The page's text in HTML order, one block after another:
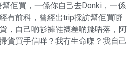
佢買，一係你自己去Donki，一係
有前科，曾經出trip採訪幫佢買嘢
，自己啲衫褲鞋襪差啲擺唔落，阿
貨買手信咩？我冇生命㗎？我自己